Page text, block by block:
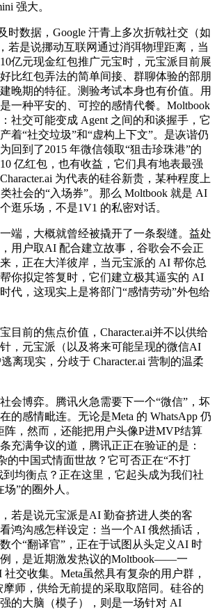
强大。
数据，Google 汗青上多次折戟社交（如
若是说挪动互联网通过消弭物理距离，当
亿元现金红包推广元宝时，元宝派目前展
比红包弄法的简单间接、群聊体验的部朋
期的特征。测验考试本身也有价值。用
一种平安的、可控的感情代餐。Moltbook
社交可能变成 Agent 之间的和谈握手，它
着“社交垃圾”和“虚构上下文”。是诙谐仍
回到了2015 年微信领取“狙击珍珠港”的
亿红包，也有收益，它们具有地表最强
为代表的硅谷新贵，某种程度上
社会的“入场券”。那么 Moltbook 就是 AI
逛乐场，不是1V1 的私密对话。
，大概就曾经被撬开了一条裂缝。益处
用户取AI 配合建立故事，谷歌会不会正
，正在大洋彼岸，当元宝派的 AI 帮你总
你拟定答复时，它们建立极其逼实的 AI
代，这现实上是将部门“感情劳动”外包给
前的焦点价值，Character.ai并不以供给
，元宝派（以及将来可能呈现的微信AI
离现实，分歧于 Character.ai 营制的温柔
博弈。腾讯火急需要下一个“微信”，坏
的感情毗连。无论是Meta 的 WhatsApp 仍
阵，然而，还能把用户头像P进MVP结算
充满争议的道，腾讯正正在验证的是：
的中国式情面世故？它可否正在“不打
到均衡点？正在这里，它起头成为我们社
”的圈外人。
是说元宝派是AI 勤奋挤进人类的客
鸿沟感怎样设定：当一个AI 俄然插话，
个“翻译官”，正在于试图从头定义AI 时
，是近期激发热议的Moltbook——一
交收集。Meta虽然具有复杂的用户群，
师，供给无前提的采取取陪同。硅谷的
的大脑（模子），则是一场针对 AI